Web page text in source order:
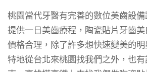
桃園當代牙醫有完善的數位美齒設
提供一日美齒療程，陶瓷貼片牙齒美
價格合理，除了許多想快速變美的
特地從台北來桃園找我們之外，也